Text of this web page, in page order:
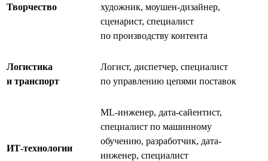
Творчество
художник, моушен-дизайнер,
сценарист, специалист
по производству контента
Логистика
и транспорт
Логист, диспетчер, специалист
по управлению цепями поставок
ИТ-технологии
ML-инженер, дата-сайентист,
специалист по машинному
обучению, разработчик, дата-
инженер, специалист